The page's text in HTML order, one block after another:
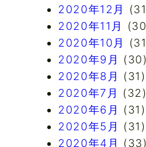
2020年12月
2020年11月
2020年10月
2020年9月
(30)
2020年8月
(31)
2020年7月
(32)
2020年6月
(31)
2020年5月
(31)
2020年4月
(33)